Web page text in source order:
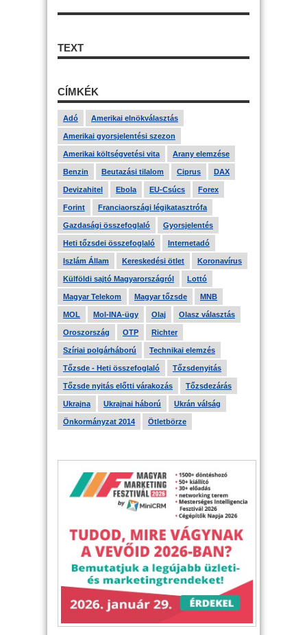
TEXT
CÍMKÉK
Adó Amerikai elnökválasztás
Amerikai gyorsjelentési szezon
Amerikai költségvetési vita Arany elemzése
Benzin Beutazási tilalom Ciprus DAX
Devizahitel Ebola EU-Csúcs Forex
Forint Franciaországi légikatasztrófa
Gazdasági összefoglaló Gyorsjelentés
Heti tőzsdei összefoglaló Internetadó
Iszlám Állam Kereskedési ötlet Koronavírus
Külföldi sajtó Magyarországról Lottó
Magyar Telekom Magyar tőzsde MNB
MOL Mol-INA-ügy Olaj Olasz választás
Oroszország OTP Richter
Szíriai polgárháború Technikai elemzés
Tőzsde - Heti összefoglaló Tőzsdenyitás
Tőzsde nyitás előtti várakozás Tőzsdezárás
Ukrajna Ukrajnai háború Ukrán válság
Önkormányzat 2014 Ötletbörze